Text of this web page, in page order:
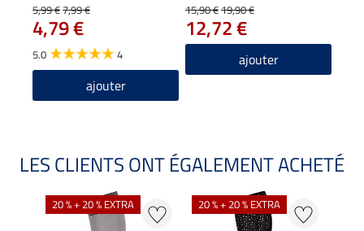
5,99 €7,99 €
4,79 €
5.0 4
ajouter
15,90 €19,90 €
12,72 €
ajouter
LES CLIENTS ONT ÉGALEMENT ACHETÉ
20 % + 20 % EXTRA 20 % + 20 % EXTRA